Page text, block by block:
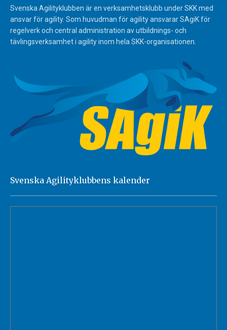
Svenska Agilityklubben är en verksamhetsklubb under SKK med
ansvar för agility. Som huvudman för agility ansvarar SAgiK för
regelverk och central administration av utbildnings- och
tävlingsverksamhet i agility inom hela SKK-organisationen.
Svenska Agilityklubbens kalender